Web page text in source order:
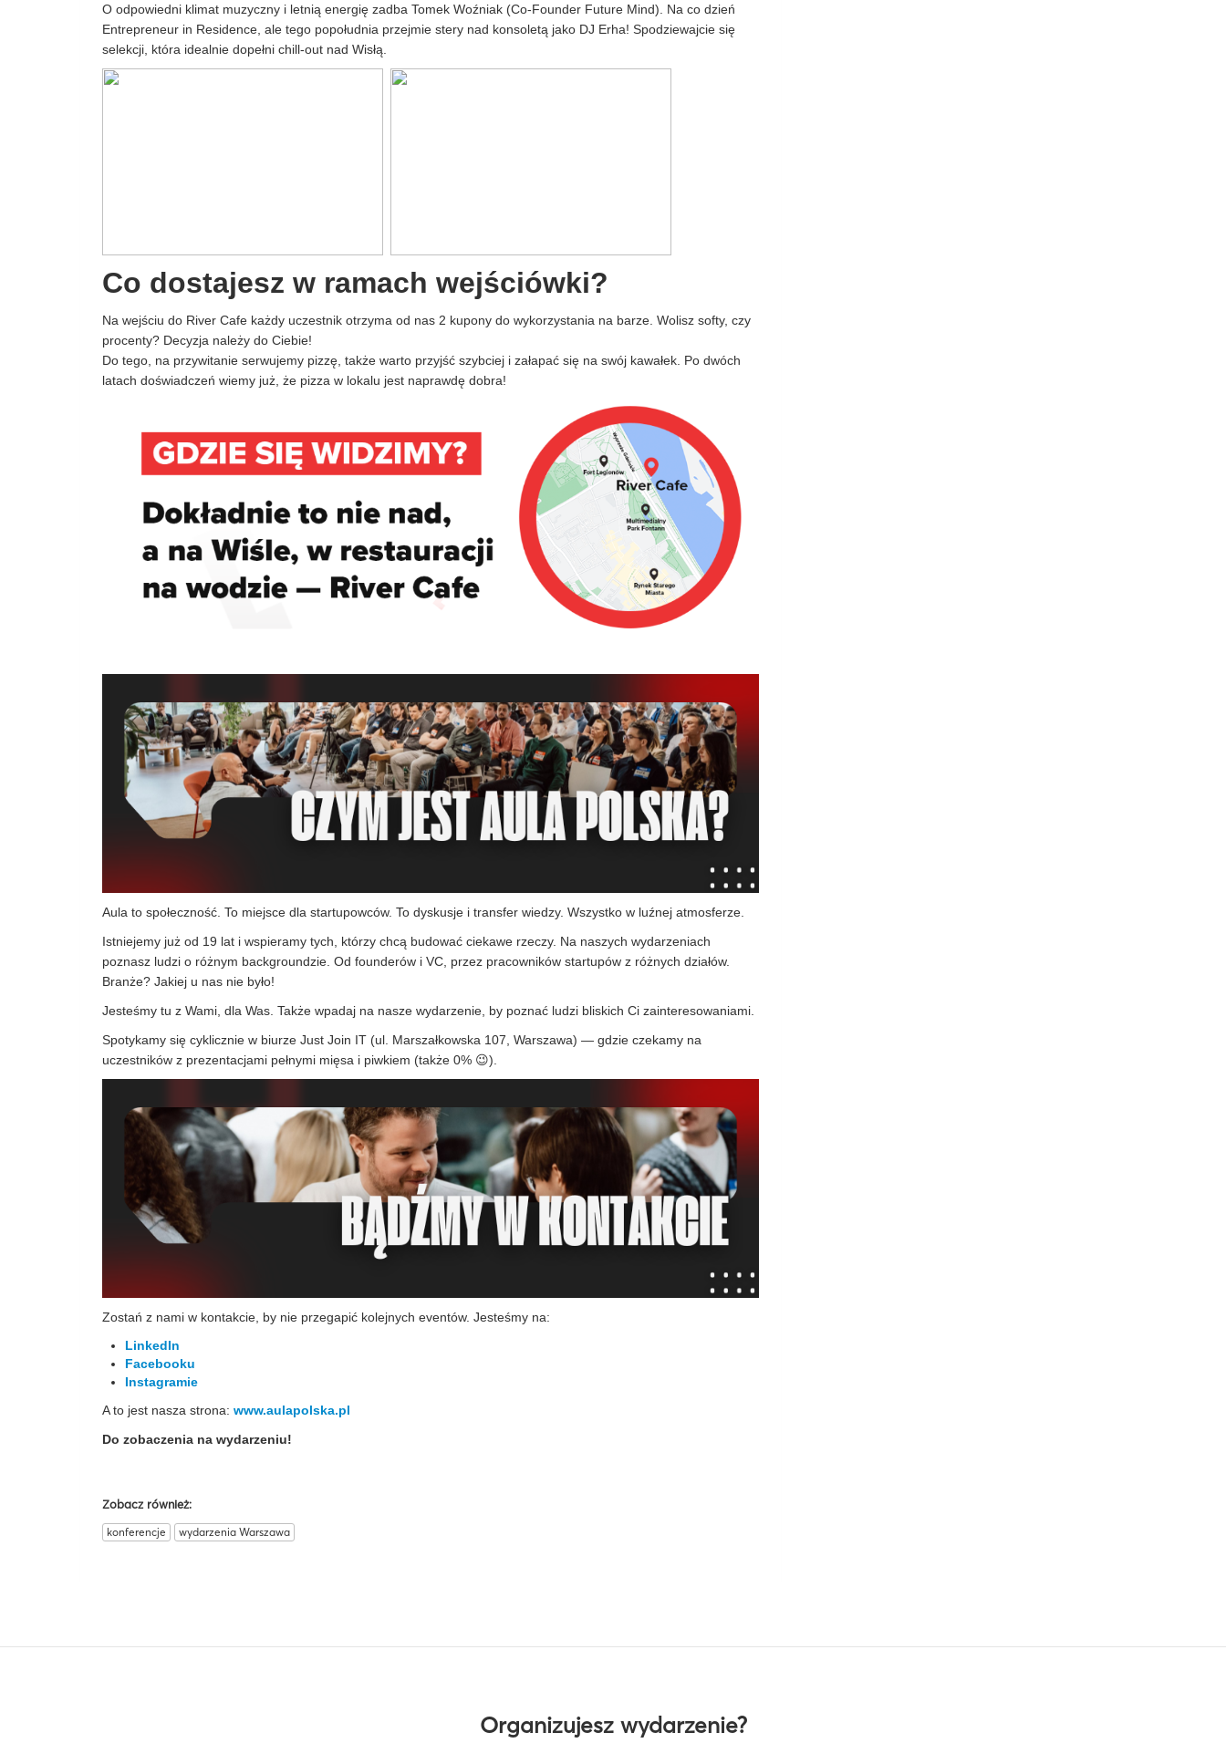
O odpowiedni klimat muzyczny i letnią energię zadba Tomek Woźniak (Co-Founder Future Mind). Na co dzień
Entrepreneur in Residence, ale tego popołudnia przejmie stery nad konsoletą jako DJ Erha! Spodziewajcie się
selekcji, która idealnie dopełni chill-out nad Wisłą.
Co dostajesz w ramach wejściówki?
Na wejściu do River Cafe każdy uczestnik otrzyma od nas 2 kupony do wykorzystania na barze. Wolisz softy, czy
procenty? Decyzja należy do Ciebie!
Do tego, na przywitanie serwujemy pizzę, także warto przyjść szybciej i załapać się na swój kawałek. Po dwóch
latach doświadczeń wiemy już, że pizza w lokalu jest naprawdę dobra!
Aula to społeczność. To miejsce dla startupowców. To dyskusje i transfer wiedzy. Wszystko w luźnej atmosferze.
Istniejemy już od 19 lat i wspieramy tych, którzy chcą budować ciekawe rzeczy. Na naszych wydarzeniach
poznasz ludzi o różnym backgroundzie. Od founderów i VC, przez pracowników startupów z różnych działów.
Branże? Jakiej u nas nie było!
Jesteśmy tu z Wami, dla Was. Także wpadaj na nasze wydarzenie, by poznać ludzi bliskich Ci zainteresowaniami.
Spotykamy się cyklicznie w biurze Just Join IT (ul. Marszałkowska 107, Warszawa) — gdzie czekamy na
uczestników z prezentacjami pełnymi mięsa i piwkiem (także 0% 😉).
Zostań z nami w kontakcie, by nie przegapić kolejnych eventów. Jesteśmy na:
LinkedIn
Facebooku
Instagramie
A to jest nasza strona: www.aulapolska.pl
Do zobaczenia na wydarzeniu!
Zobacz również:
konferencje wydarzenia Warszawa
Organizujesz wydarzenie?